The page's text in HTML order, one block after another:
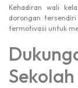
Kehadiran wali
dorongan
termotivasi untuk
Sekolah